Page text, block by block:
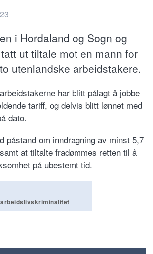
i Hordaland og Sogn og
ut tiltale mot en mann for
utenlandske arbeidstakere.
har blitt pålagt å jobbe
tariff, og delvis blitt lønnet med
dato.
påstand om inndragning av minst 5,7
at tiltalte fradømmes retten til å
på ubestemt tid.